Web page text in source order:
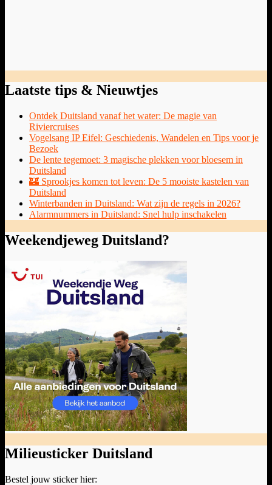
Laatste tips & Nieuwtjes
Ontdek Duitsland vanaf het water: De magie van
Riviercruises
Vogelsang IP Eifel: Geschiedenis, Wandelen en Tips voor je
Bezoek
De lente tegemoet: 3 magische plekken voor bloesem in
Duitsland
🏰 Sprookjes komen tot leven: De 5 mooiste kastelen van
Duitsland
Winterbanden in Duitsland: Wat zijn de regels in 2026?
Alarmnummers in Duitsland: Snel hulp inschakelen
Weekendjeweg Duitsland?
Milieusticker Duitsland
Bestel jouw sticker hier: